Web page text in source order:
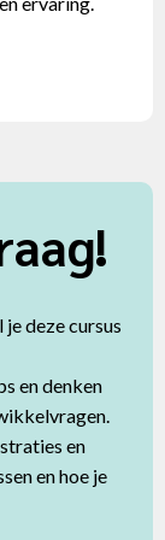
deze cursus
en denken
en
en hoe je